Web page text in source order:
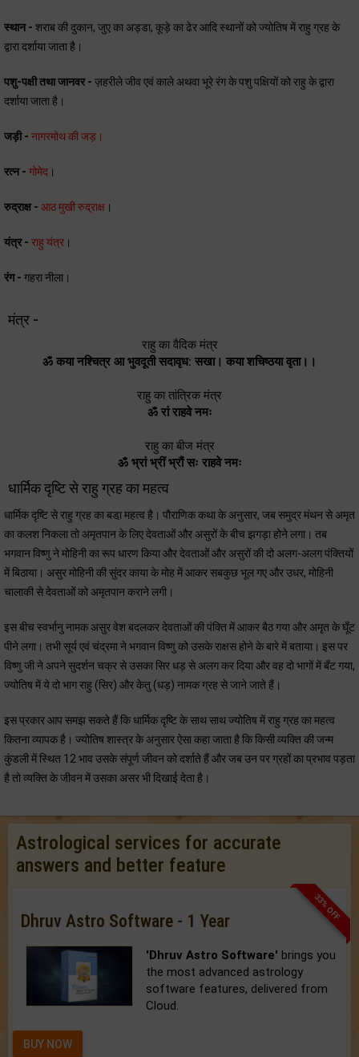
स्थान - शराब की दुकान, जुए का अड्डा, कूड़े का ढेर आदि स्थानों को ज्योतिष में राहु ग्रह के
द्वारा दर्शाया जाता है।
पशु-पक्षी तथा जानवर - ज़हरीले जीव एवं काले अथवा भूरे रंग के पशु पक्षियों को राहु के द्वारा
दर्शाया जाता है।
जड़ी - नागरमोथ की जड़।
रत्न - गोमेद ।
रुद्राक्ष - आठ मुखी रुद्राक्ष ।
यंत्र - राहु यंत्र ।
रंग - गहरा नीला।
मंत्र -
राहु का वैदिक मंत्र
ॐ कया नश्चित्र आ भुवदूती सदावृध: सखा। कया शचिष्ठया वृता।।
राहु का तांत्रिक मंत्र
ॐ रां राहवे नमः
राहु का बीज मंत्र
ॐ भ्रां भ्रीं भ्रौं सः राहवे नमः
धार्मिक दृष्टि से राहु ग्रह का महत्व
धार्मिक दृष्टि से राहु ग्रह का बडा़ महत्व है। पौराणिक कथा के अनुसार, जब समुद्र मंथन से अमृत
का कलश निकला तो अमृतपान के लिए देवताओं और असुरों के बीच झगड़ा होने लगा। तब
भगवान विष्णु ने मोहिनी का रूप धारण किया और देवताओं और असुरों की दो अलग-अलग पंक्तियों
में बिठाया। असुर मोहिनी की सुंदर काया के मोह में आकर सबकुछ भूल गए और उधर, मोहिनी
चालाकी से देवताओं को अमृतपान कराने लगी।
इस बीच स्वर्भानु नामक असुर वेश बदलकर देवताओं की पंक्ति में आकर बैठ गया और अमृत के घूँट
पीने लगा। तभी सूर्य एवं चंद्रमा ने भगवान विष्णु को उसके राक्षस होने के बारे में बताया। इस पर
विष्णु जी ने अपने सुदर्शन चक्र से उसका सिर धड़ से अलग कर दिया और वह दो भागों में बँट गया,
ज्योतिष में ये दो भाग राहु (सिर) और केतु (धड़) नामक ग्रह से जाने जाते हैं।
इस प्रकार आप समझ सकते हैं कि धार्मिक दृष्टि के साथ साथ ज्योतिष में राहु ग्रह का महत्व
कितना व्यापक है। ज्योतिष शास्त्र के अनुसार ऐसा कहा जाता है कि किसी व्यक्ति की जन्म
कुंडली में स्थित 12 भाव उसके संपूर्ण जीवन को दर्शाते हैं और जब उन पर ग्रहों का प्रभाव पड़ता
है तो व्यक्ति के जीवन में उसका असर भी दिखाई देता है।
Astrological services for accurate
answers and better feature
33% OFF
Dhruv Astro Software - 1 Year
'Dhruv Astro Software' brings you
the most advanced astrology
software features, delivered from
Cloud.
BUY NOW